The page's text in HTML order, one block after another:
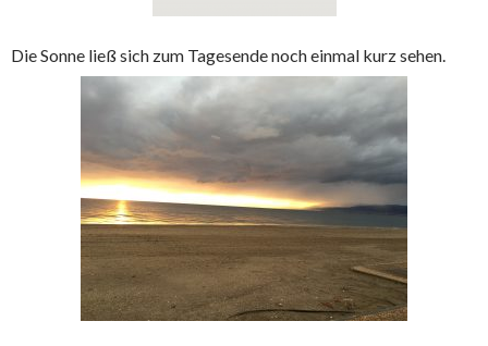
Die Sonne ließ sich zum Tagesende noch einmal kurz sehen.